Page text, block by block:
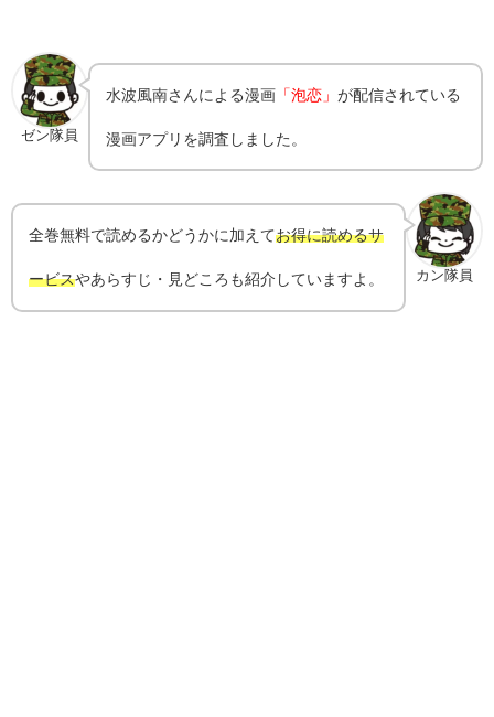
ゼン隊員
水波風南さんによる漫画 「泡恋」が配信されている
漫画アプリを調査しました。
カン隊員
全巻無料で読めるかどうかに加えてお得に読めるサ
ービスやあらすじ・見どころも紹介していますよ。